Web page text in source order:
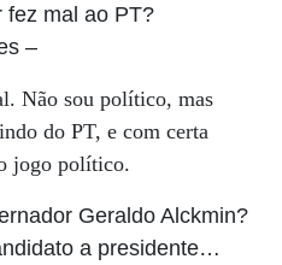
fez mal ao PT?
–
Não sou político, mas
do PT, e com certa
jogo político.
Geraldo Alckmin?
a presidente…